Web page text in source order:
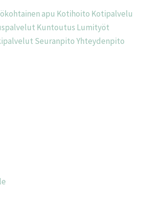
apu Kotihoito Kotipalvelu
Kuntoutus Lumityöt
SeuranpitoYhteydenpito